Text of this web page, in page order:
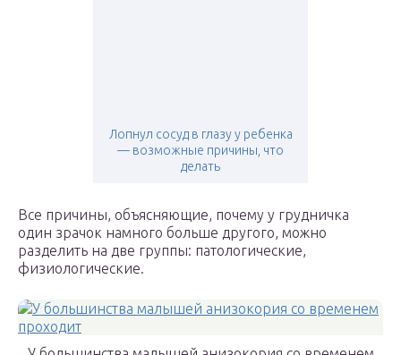
Лопнул сосуд в глазу у ребенка
— возможные причины, что
делать
Все причины, объясняющие, почему у грудничка
один зрачок намного больше другого, можно
разделить на две группы: патологические,
физиологические.